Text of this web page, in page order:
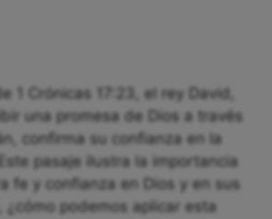
1 Crónicas 17:23, el rey David,
una promesa de Dios a través
confirma su confianza en la
pasaje ilustra la importancia
fe y confianza en Dios y en sus
¿cómo podemos aplicar esta